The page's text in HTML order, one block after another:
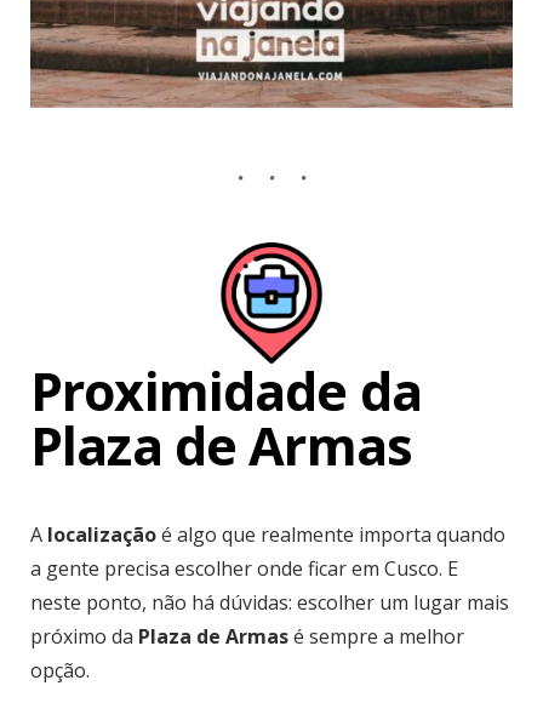
Proximidade da
Plaza de Armas
A localizaçãoé algo que realmente importa quando
a gente precisa escolher onde ficar em Cusco. E
neste ponto, não há dúvidas: escolher um lugar mais
próximo da Plaza de Armasé sempre a melhor
opção.